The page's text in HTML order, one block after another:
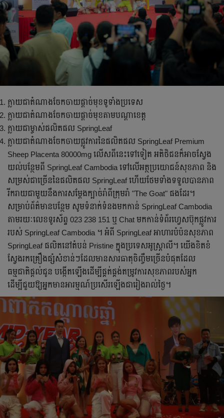
ក្លាយជាតំណាងចែកចាយផ្តាច់មុខទូទាំងប្រទេស
ក្លាយជាតំណាងចែកចាយផ្តាច់មុខតាមបណ្តាខេត្ត
ក្លាយជាម្ចាស់ផលិតផល SpringLeaf
ក្លាយជាតំណាងចែកចាយផ្លូវការនៃផលិតផល SpringLeaf Premium
Sheep Placenta 80000mg លើសពីនេះទៅទៀត អតិថិជនក៏អាចស្វែង
យល់បន្ថែមពី SpringLeaf Cambodia ទៅលើអត្ថប្រយោជន៍សុខភាព និង
សម្រស់ជាច្រើននៃផលិតផល SpringLeaf ហើយថែមទាំងទទួលបានភាព
រីករាយជាមួយនឹងការសម្តែងក្បាច់រាំពីក្រុមរាំ "The Goat" ផងដែរ។
សម្រាប់ព័ត៌មានបន្ថែម សូមទំនាក់ទំនងមកកាន់ SpringLeaf Cambodia
តាមរយៈលេខទូរស័ព្ទ 023 238 151 ឬ Chat មកកាន់ទំព័រហ្វេសប៊ុកផ្លូវការ
របស់ SpringLeaf Cambodia ។ អំពី SpringLeaf អាហារបំប៉នសុខភាព
SpringLeaf ផលិតនៅតំបន់ Pristine ក្នុងប្រទេសអូស្ត្រាលី។ យើងខិតខំ
ស្វែងរកគ្រឿងផ្សំសំខាន់ៗដែលមានសារធាតុចិញ្ចឹមច្រើនបំផុតដែល
ធម្មជាតិផ្តល់ជូន បង្កើតឡើងដើម្បីផ្គត់ផ្គង់តម្រូវការសុខភាពរបស់អ្នក
ដើម្បីជួយឱ្យអ្នកមានអារម្មណ៍ប្រសើរឡើងជារៀងរាល់ថ្ងៃ។